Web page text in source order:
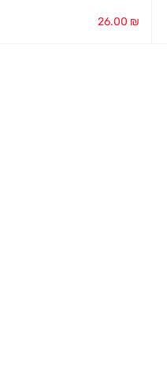
26.00 ₪